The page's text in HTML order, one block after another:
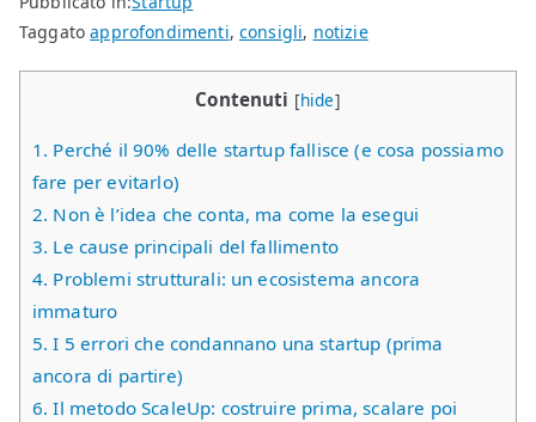
Taggatoapprofondimenti,consigli, notizie
Contenuti [hide]
1. Perché il 90% delle startup fallisce (e cosa possiamo
fare per evitarlo)
2. Non è l’idea che conta, ma come la esegui
3. Le cause principali del fallimento
4. Problemi strutturali: un ecosistema ancora
immaturo
5. I 5 errori che condannano una startup (prima
ancora di partire)
6. Il metodo ScaleUp: costruire prima, scalare poi